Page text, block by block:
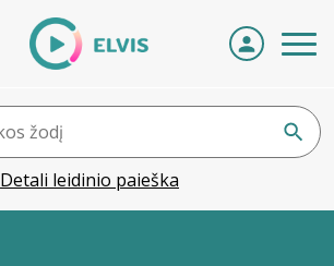
Detali leidinio paieška